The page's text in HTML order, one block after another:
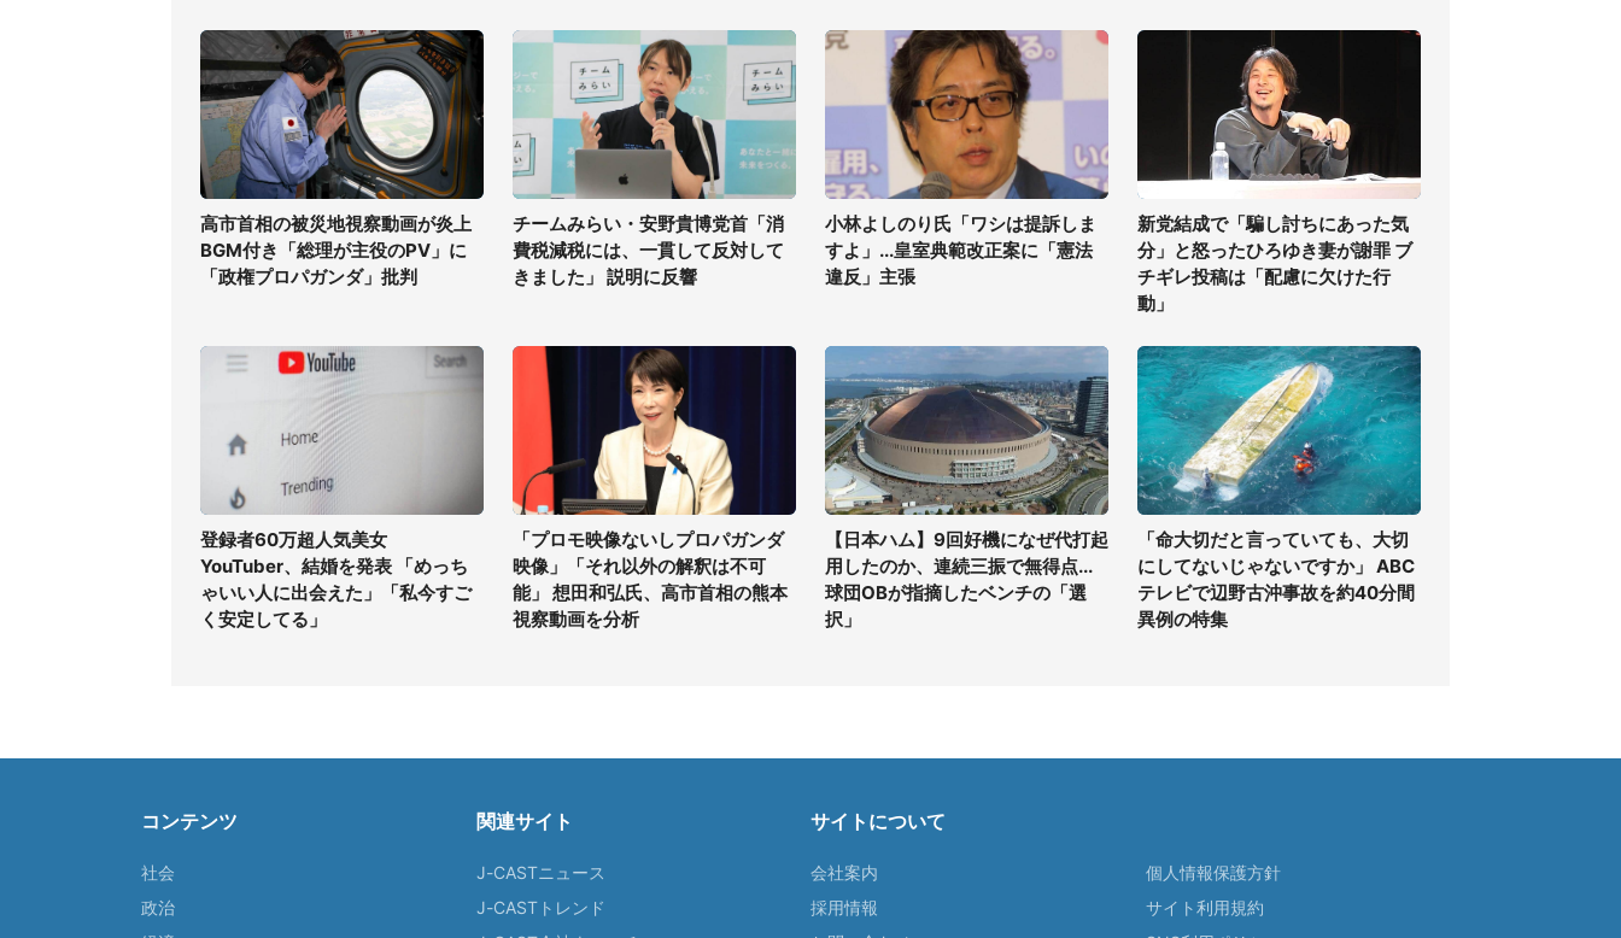
高市首相の被災地視察動画が炎上
BGM付き「総理が主役のPV」に
「政権プロパガンダ」批判
チームみらい・安野貴博党首「消
費税減税には、一貫して反対して
きました」 説明に反響
小林よしのり氏「ワシは提訴しま
すよ」...皇室典範改正案に「憲法
違反」主張
新党結成で「騙し討ちにあった気
分」と怒ったひろゆき妻が謝罪 ブ
チギレ投稿は「配慮に欠けた行
動」
登録者60万超人気美女
YouTuber、結婚を発表 「めっち
ゃいい人に出会えた」「私今すご
く安定してる」
「プロモ映像ないしプロパガンダ
映像」「それ以外の解釈は不可
能」 想田和弘氏、高市首相の熊本
視察動画を分析
【日本ハム】9回好機になぜ代打起
用したのか、連続三振で無得点...
球団OBが指摘したベンチの「選
択」
「命大切だと言っていても、大切
にしてないじゃないですか」 ABC
テレビで辺野古沖事故を約40分間
異例の特集
コンテンツ
社会
政治
関連サイト
J-CASTニュース
J-CASTトレンド
サイトについて
会社案内
採用情報
個人情報保護方針
サイト利用規約